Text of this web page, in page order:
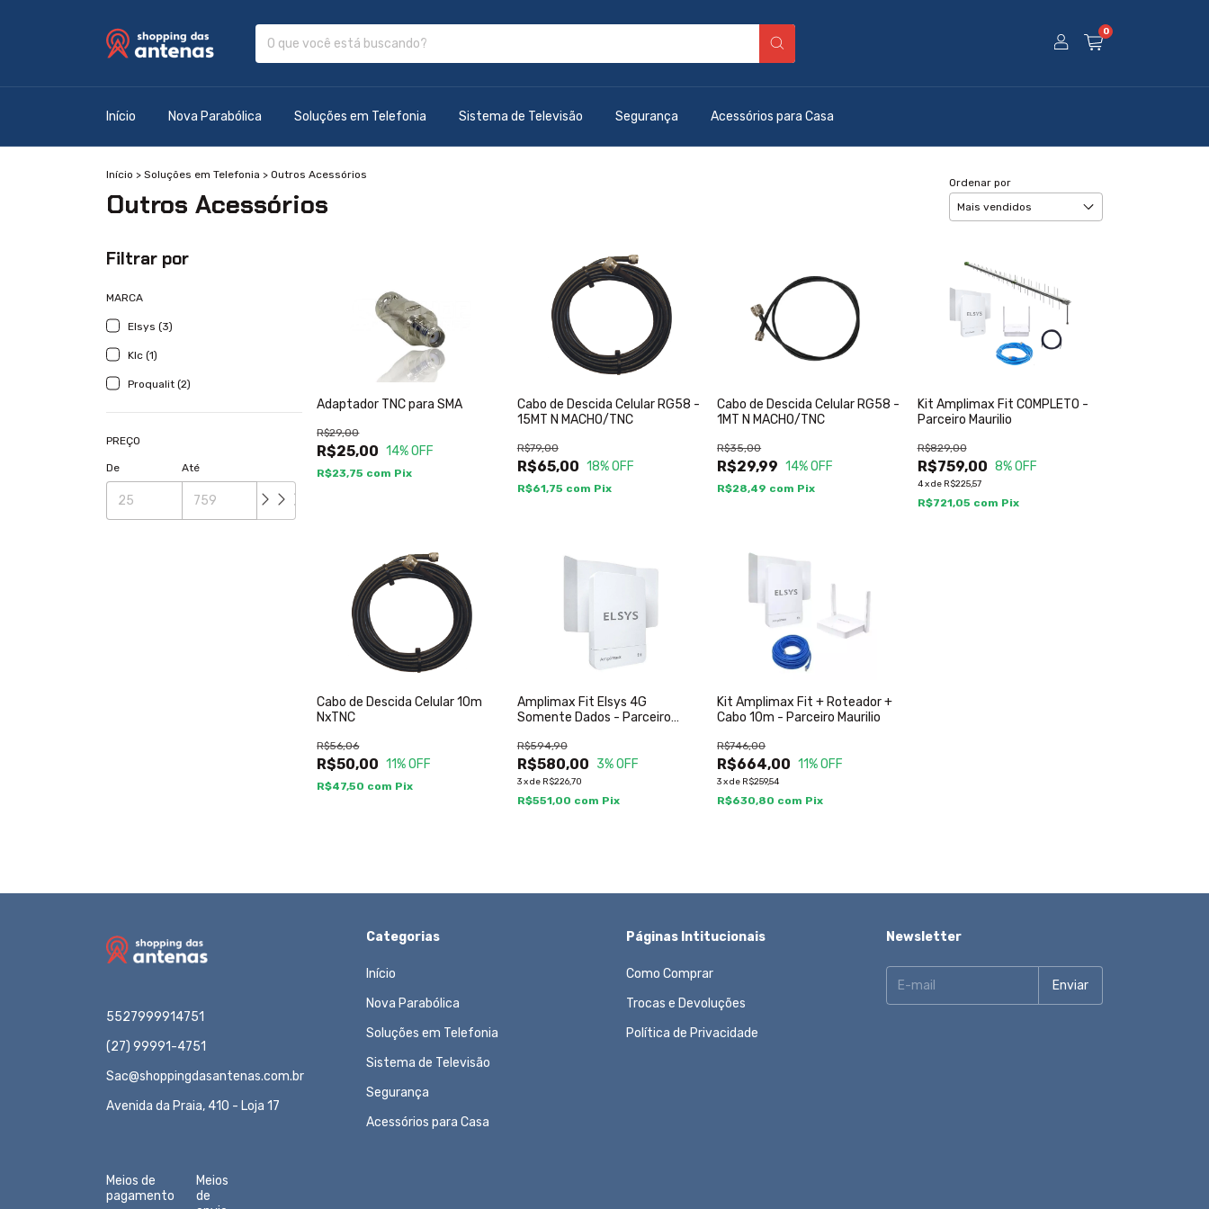
0
Início Nova Parabólica Soluções em Telefonia Sistema de Televisão Segurança Acessórios para Casa
Início > Soluções em Telefonia > Outros Acessórios
Outros Acessórios
Ordenar por
Filtrar por
MARCA
Elsys (3)
Klc (1)
Proqualit (2)
PREÇO
De Até
Adaptador TNC para SMA
R$25,00
R$29,00
14% OFF
R$23,75 com Pix
Cabo de Descida Celular RG58 -
15MT N MACHO/TNC
R$65,00
R$79,00
18% OFF
R$61,75 com Pix
Cabo de Descida Celular RG58 -
1MT N MACHO/TNC
R$29,99
R$35,00
14% OFF
R$28,49 com Pix
Kit Amplimax Fit COMPLETO -
Parceiro Maurilio
R$759,00
R$829,00
8% OFF
4 xde R$225,57
R$721,05 com Pix
Cabo de Descida Celular 10m
NxTNC
R$50,00
R$56,06
11% OFF
R$47,50 com Pix
Amplimax Fit Elsys 4G
Somente Dados - Parceiro
R$580,00
R$594,90
3% OFF
3xde R$226,70
R$551,00 com Pix
Kit Amplimax Fit + Roteador +
Cabo 10m - Parceiro Maurilio
R$664,00
R$746,00
11% OFF
3xde R$259,54
R$630,80 com Pix
5527999914751
(27) 99991-4751
Sac@shoppingdasantenas.com.br
Avenida da Praia, 410 - Loja 17
Categorias
Início
Nova Parabólica
Soluções em Telefonia
Sistema de Televisão
Segurança
Acessórios para Casa
Páginas Intitucionais
Como Comprar
Trocas e Devoluções
Política de Privacidade
Newsletter
Meios de
pagamento
Meios
de